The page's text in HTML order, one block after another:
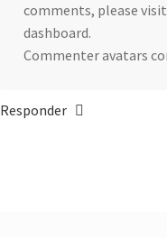
comments, please
dashboard.
Commenter avatars
Responder